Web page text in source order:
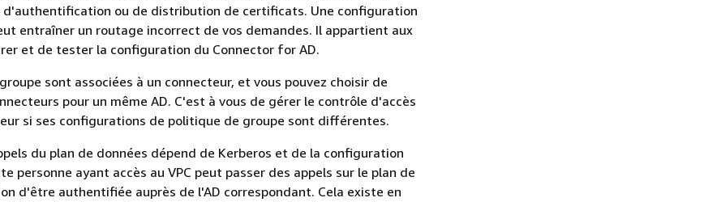
d'authentification ou de distribution de certificats. Une configuration
entraîner un routage incorrect de vos demandes. Il appartient aux
et de tester la configuration du Connector for AD.
sont associées à un connecteur, et vous pouvez choisir de
pour un même AD. C'est à vous de gérer le contrôle d'accès
si ses configurations de politique de groupe sont différentes.
du plan de données dépend de Kerberos et de la configuration
personne ayant accès au VPC peut passer des appels sur le plan de
d'être authentifiée auprès de l'AD correspondant. Cela existe en